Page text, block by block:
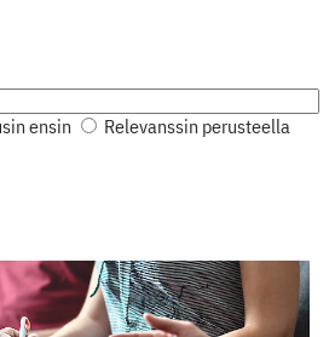
ensin
Relevanssin perusteella